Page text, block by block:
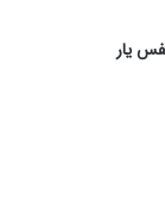
یار